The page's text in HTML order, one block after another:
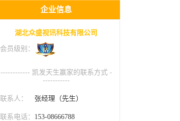
企业信息
湖北众盛视讯科技有限公司
会员级别：
------------ 凯发天生赢家的联系方式 -
-----------
联系人： 张经理（先生）
联系电话： 153-08666788